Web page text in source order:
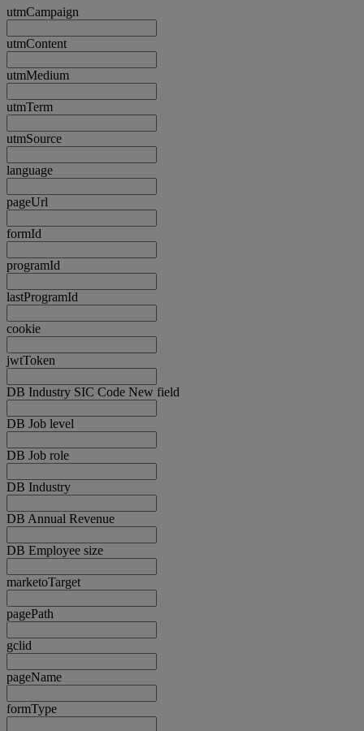
utmCampaign
utmContent
utmMedium
utmTerm
utmSource
language
pageUrl
formId
programId
lastProgramId
cookie
jwtToken
DB Industry SIC Code New field
DB Job level
DB Job role
DB Industry
DB Annual Revenue
DB Employee size
marketoTarget
pagePath
gclid
pageName
formType